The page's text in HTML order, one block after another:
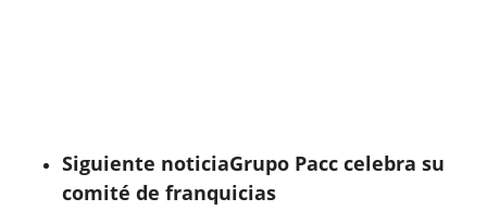
Siguiente noticiaGrupo Pacc celebra su
comité de franquicias